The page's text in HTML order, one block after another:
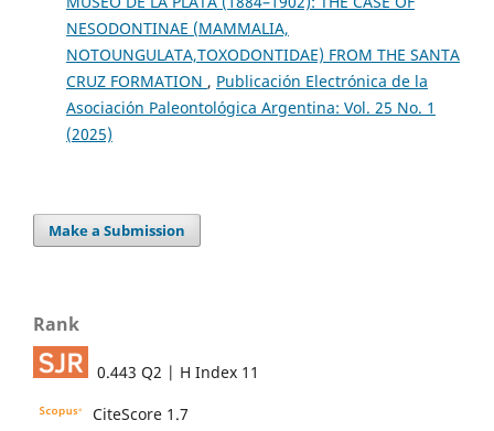
NESODONTINAE (MAMMALIA,
NOTOUNGULATA,TOXODONTIDAE) FROM THE SANTA
CRUZ FORMATION , Publicación Electrónica de la
Asociación Paleontológica Argentina: Vol. 25 No. 1
(2025)
Make a Submission
Rank
0.443 Q2 | H Index 11
CiteScore 1.7